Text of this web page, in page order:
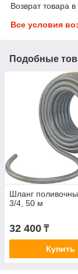
Возврат товара
Все условия
Подобные
Шланг
3/4, 50 м
32 400 ₸
Купить